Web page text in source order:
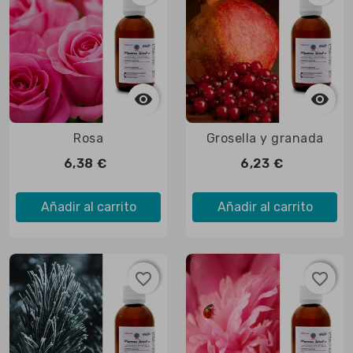

Vista rápida
Rosa
6,38 €
Añadir al carrito

 Vista rápida
Grosella y granada
6,23 €
Añadir al carrito
favorite_border
favorite_border favorite_border
favorite_border